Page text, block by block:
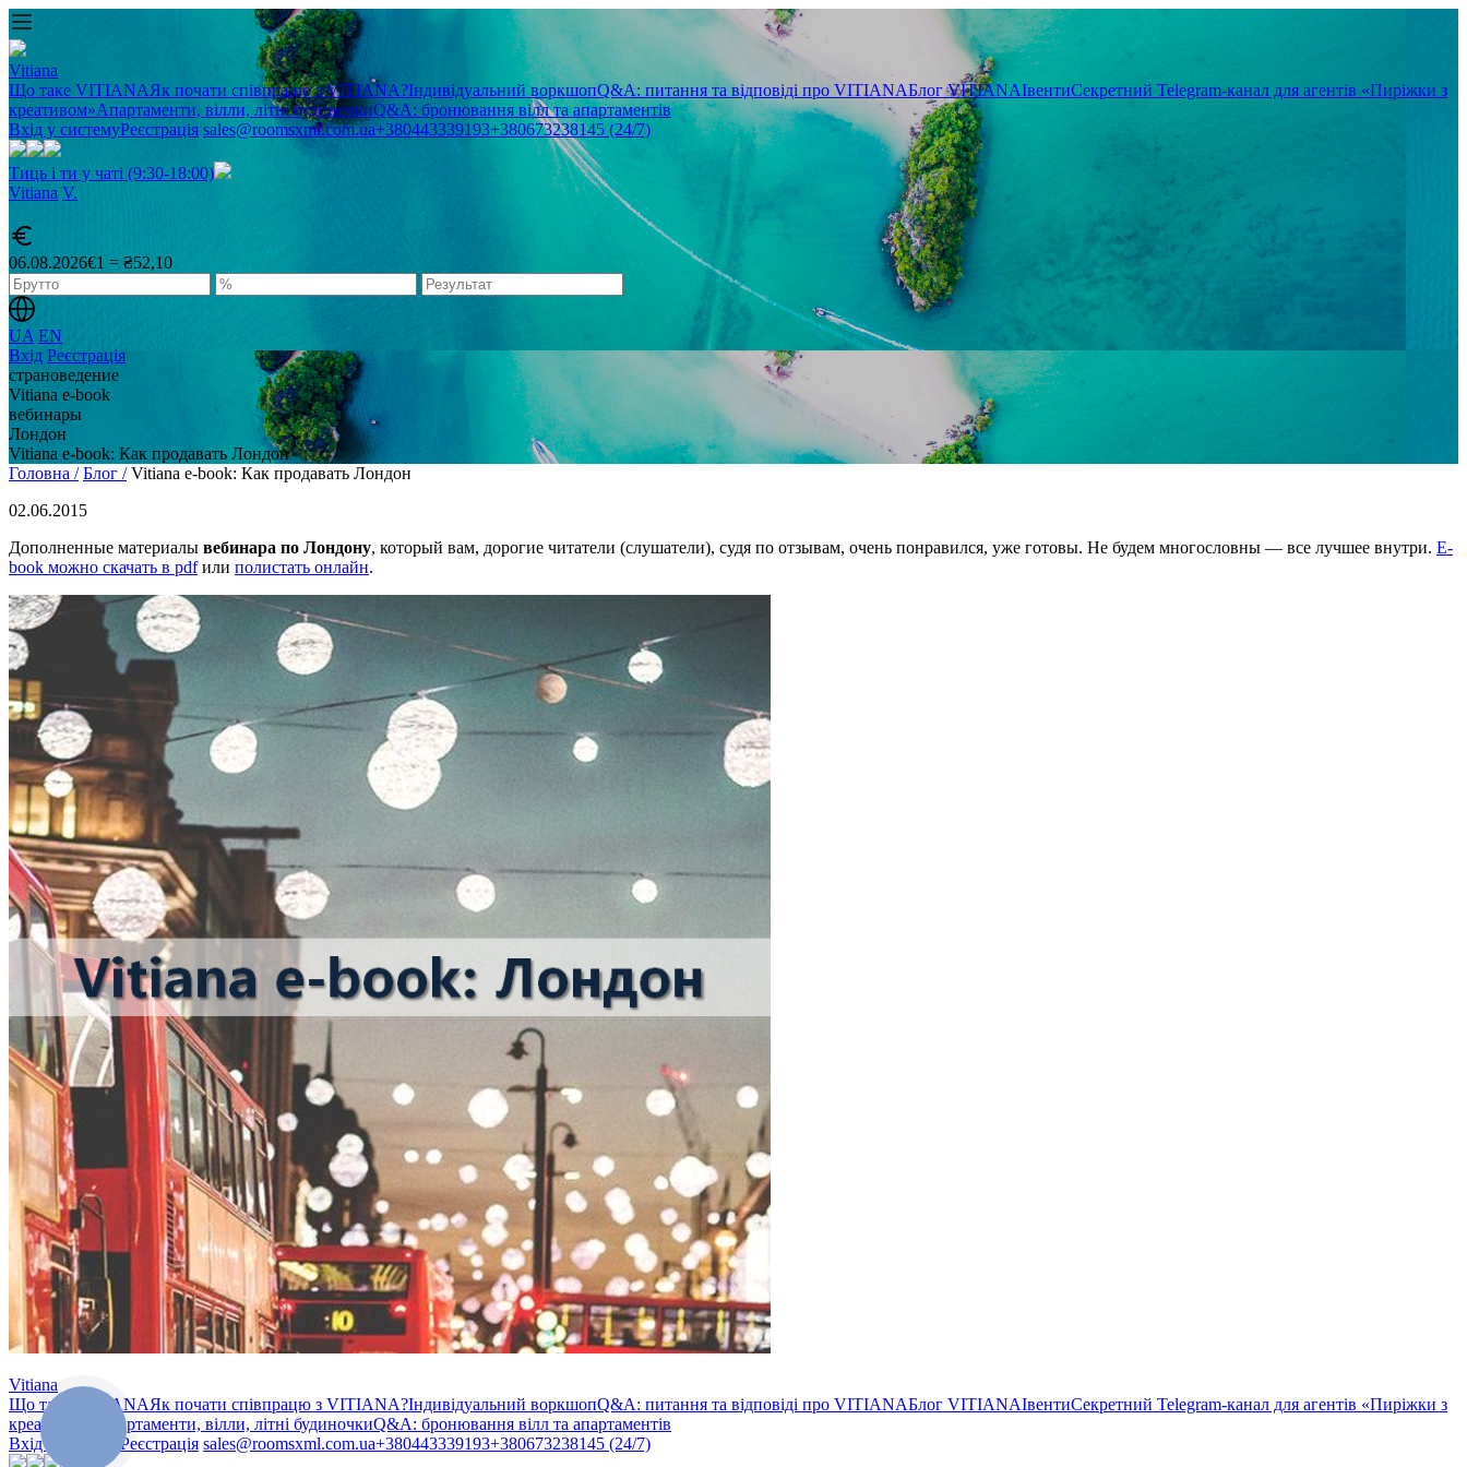
Vitiana
Що таке VITIANAЯк почати співпрацю з VITIANA?Індивідуальний воркшопQ&A: питання та відповіді про VITIANAБлог VITIANAІвентиСекретний Telegram-канал для агентів «Пиріжки з
креативом»Апартаменти, вілли, літні будиночкиQ&A: бронювання вілл та апартаментів
Вхід у системуРеєстрація sales@roomsxml.com.ua+380443339193+380673238145 (24/7)
Тиць і ти у чаті (9:30-18:00)
Vitiana V.
06.08.2026€1 = ₴52,10
UA EN
Вхід Реєстрація
cтрановедение
Vitiana e-book
вебинары
Лондон
Vitiana e-book: Как продавать Лондон
Головна / Блог / Vitiana e-book: Как продавать Лондон
02.06.2015
Дополненные материалы вебинара по Лондону, который вам, дорогие читатели (слушатели), судя по отзывам, очень понравился, уже готовы. Не будем многословны — все лучшее внутри. E-
book можно скачать в pdfили полистать онлайн.
Vitiana
Що таке VITIANAЯк почати співпрацю з VITIANA?Індивідуальний воркшопQ&A: питання та відповіді про VITIANAБлог VITIANAІвентиСекретний Telegram-канал для агентів «Пиріжки з
креативом»
Апартаменти, вілли, літні будиночкиQ&A: бронювання вілл та апартаментів
Вхід у систему
Реєстрація sales@roomsxml.com.ua+380443339193+380673238145 (24/7)